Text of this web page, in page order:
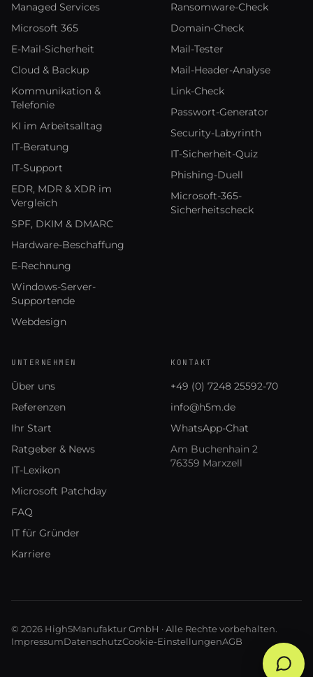
Managed Services
Microsoft 365
E-Mail-Sicherheit
Cloud & Backup
Kommunikation &
Telefonie
KI im Arbeitsalltag
IT-Beratung
IT-Support
EDR, MDR & XDR im
Vergleich
SPF, DKIM & DMARC
Hardware-Beschaffung
E-Rechnung
Windows-Server-
Supportende
Webdesign
Ransomware-Check
Domain-Check
Mail-Tester
Mail-Header-Analyse
Link-Check
Passwort-Generator
Security-Labyrinth
IT-Sicherheit-Quiz
Phishing-Duell
Microsoft-365-
Sicherheitscheck
UNTERNEHMEN
Über uns
Referenzen
Ihr Start
Ratgeber & News
IT-Lexikon
Microsoft Patchday
FAQ
IT für Gründer
Karriere
KONTAKT
+49 (0) 7248 25592-70
info@h5m.de
WhatsApp-Chat
Am Buchenhain 2
76359 Marxzell
© 2026 High5Manufaktur GmbH · Alle Rechte vorbehalten.
ImpressumDatenschutzCookie-EinstellungenAGB